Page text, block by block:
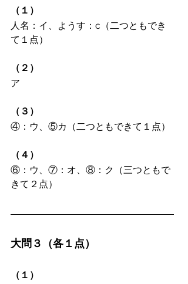
（１）
人名：イ、ようす：c（二つともでき
て１点）
（２）
ア
（３）
④：ウ、⑤カ （二つともできて１点）
（４）
⑥：ウ、⑦：オ、⑧：ク
（三つともで
きて２点）
大問３（各１点）
（１）